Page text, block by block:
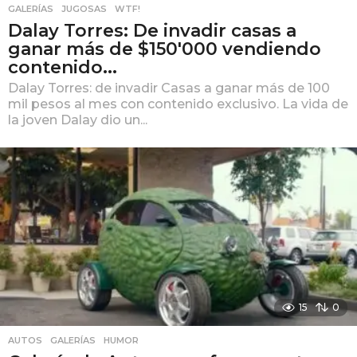
GALERÍAS ,JUGOSAS ,WTF!
Dalay Torres: De invadir casas a
ganar más de $150'000 vendiendo
contenido...
Dalay Torres: de invadir Casas a ganar más de 100
mil pesos al mes con contenido exclusivo. La vida de
la joven Dalay dio un...
15 0
AUTOS ,GALERÍAS ,HUMOR